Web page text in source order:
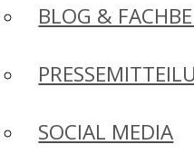
BLOG &
SOCIAL MEDIA